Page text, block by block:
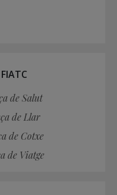
de Salut
de Llar
de Cotxe
de Viatge